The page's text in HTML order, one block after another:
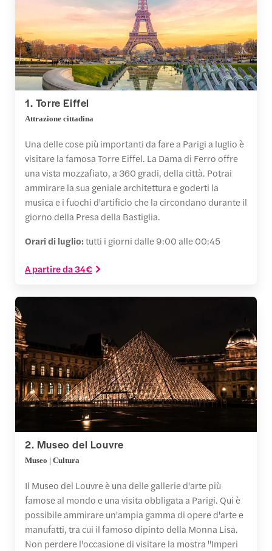
1. Torre Eiffel
Attrazione cittadina
Una delle cose più importanti da fare a Parigi a luglio è
visitare la famosa Torre Eiffel. La Dama di Ferro offre
una vista mozzafiato, a 360 gradi, della città. Potrai
ammirare la sua geniale architettura e goderti la
musica e i fuochi d'artificio che la circondano durante il
giorno della Presa della Bastiglia.
Orari di luglio:tutti i giorni dalle 9:00 alle 00:45
A partire da 34€
2. Museo del Louvre
Museo | Cultura
Il Museo del Louvre è una delle gallerie d'arte più
famose al mondo e una visita obbligata a Parigi. Qui è
possibile ammirare un'ampia gamma di opere d'arte e
manufatti, tra cui il famoso dipinto della Monna Lisa.
Non perdere l'occasione di visitare la mostra "Imperi